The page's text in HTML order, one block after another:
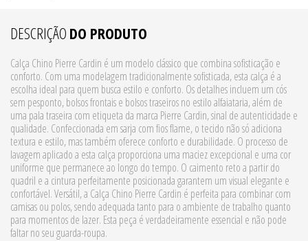
DESCRIÇÃO DO PRODUTO
Calça Chino Pierre Cardin é um modelo clássico que combina sofisticação e
conforto. Com uma modelagem tradicionalmente sofisticada, esta calça é a
escolha ideal para quem busca estilo e conforto. Os detalhes incluem um cós
sem pesponto, bolsos frontais e bolsos traseiros no estilo alfaiataria, além de
uma pala traseira com etiqueta da marca Pierre Cardin, sinal de autenticidade e
qualidade. Confeccionada em sarja com fios flame, o tecido não só adiciona
textura e estilo, mas também oferece conforto e durabilidade. O processo de
lavagem aplicado a esta calça proporciona uma maciez excepcional e uma cor
uniforme que permanece ao longo do tempo. O caimento reto a partir do
quadril e a cintura perfeitamente posicionada garantem um visual elegante e
confortável. Versátil, a Calça Chino Pierre Cardin é perfeita para combinar com
camisas ou polos, sendo adequada tanto para o ambiente de trabalho quanto
para momentos de lazer. Esta peça é verdadeiramente essencial e não pode
faltar no seu guarda-roupa.